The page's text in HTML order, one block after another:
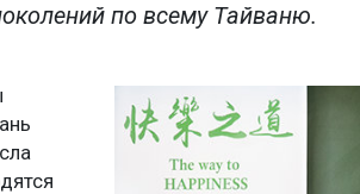
по всему Тайваню.